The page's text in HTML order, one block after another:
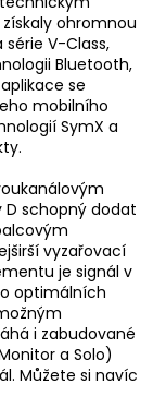
ohromnou
série V-Class,
Bluetooth,
se
mobilního
SymX a
D schopný dodat
vyzařovací
je signál v
optimálních
i zabudované
a Solo)
Můžete si navíc